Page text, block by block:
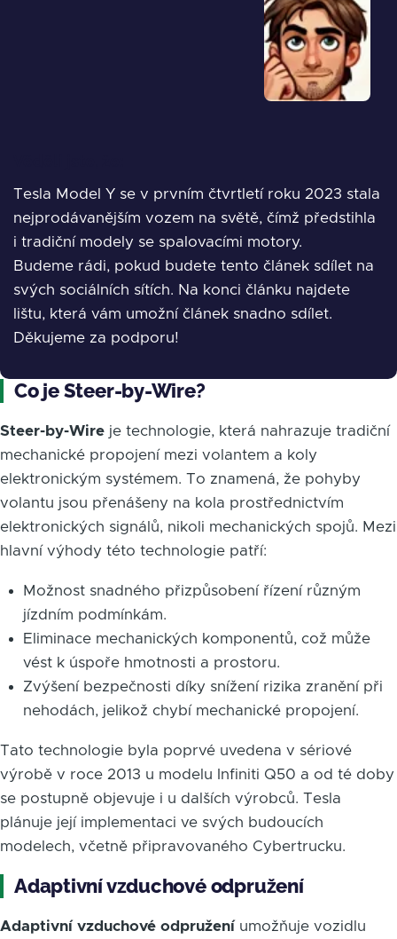
Tesla Model Y se v prvním čtvrtletí roku 2023 stala
nejprodávanějším vozem na světě, čímž předstihla
i tradiční modely se spalovacími motory.
Budeme rádi, pokud budete tento článek sdílet na
svých sociálních sítích. Na konci článku najdete
lištu, která vám umožní článek snadno sdílet.
Děkujeme za podporu!
Co je Steer-by-Wire?
Steer-by-Wire je technologie, která nahrazuje tradiční
mechanické propojení mezi volantem a koly
elektronickým systémem. To znamená, že pohyby
volantu jsou přenášeny na kola prostřednictvím
elektronických signálů, nikoli mechanických spojů. Mezi
hlavní výhody této technologie patří:
Možnost snadného přizpůsobení řízení různým
jízdním podmínkám.
Eliminace mechanických komponentů, což může
vést k úspoře hmotnosti a prostoru.
Zvýšení bezpečnosti díky snížení rizika zranění při
nehodách, jelikož chybí mechanické propojení.
Tato technologie byla poprvé uvedena v sériové
výrobě v roce 2013 u modelu Infiniti Q50 a od té doby
se postupně objevuje i u dalších výrobců. Tesla
plánuje její implementaci ve svých budoucích
modelech, včetně připravovaného Cybertrucku.
Adaptivní vzduchové odpružení
Adaptivní vzduchové odpružení umožňuje vozidlu